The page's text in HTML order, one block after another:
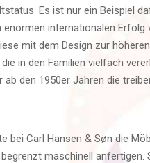
Es ist nur ein Beispiel
internationalen
mit dem Design zur
in den Familien vielfach
den 1950er Jahren die
bei Carl Hansen & Søn die
maschinell anfertigen.